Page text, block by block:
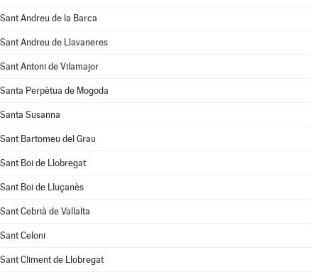
Sant Andreu de la Barca
Sant Andreu de Llavaneres
Sant Antoni de Vilamajor
Santa Perpètua de Mogoda
Santa Susanna
Sant Bartomeu del Grau
Sant Boi de Llobregat
Sant Boi de Lluçanès
Sant Cebrià de Vallalta
Sant Celoni
Sant Climent de Llobregat